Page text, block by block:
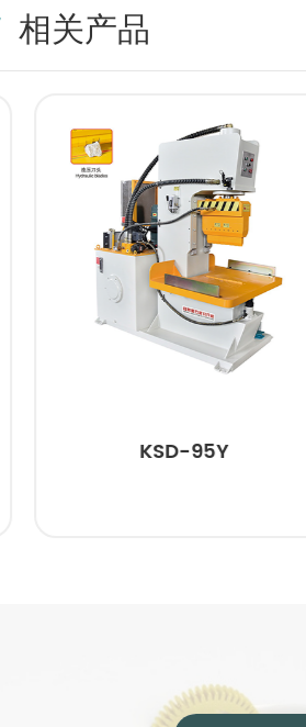
相关产品
KSD-95Y